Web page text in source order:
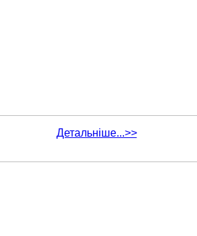
Детальніше...>>